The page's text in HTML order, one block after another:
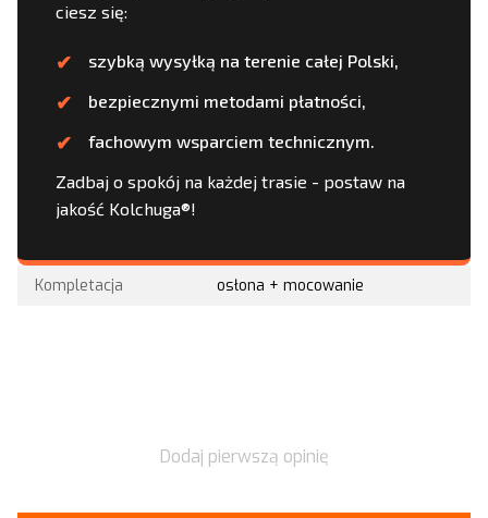
ciesz się:
szybką wysyłką na terenie całej Polski,
bezpiecznymi metodami płatności,
fachowym wsparciem technicznym.
Zadbaj o spokój na każdej trasie - postaw na
jakość Kolchuga®!
Kompletacja osłona + mocowanie
Dodaj pierwszą opinię